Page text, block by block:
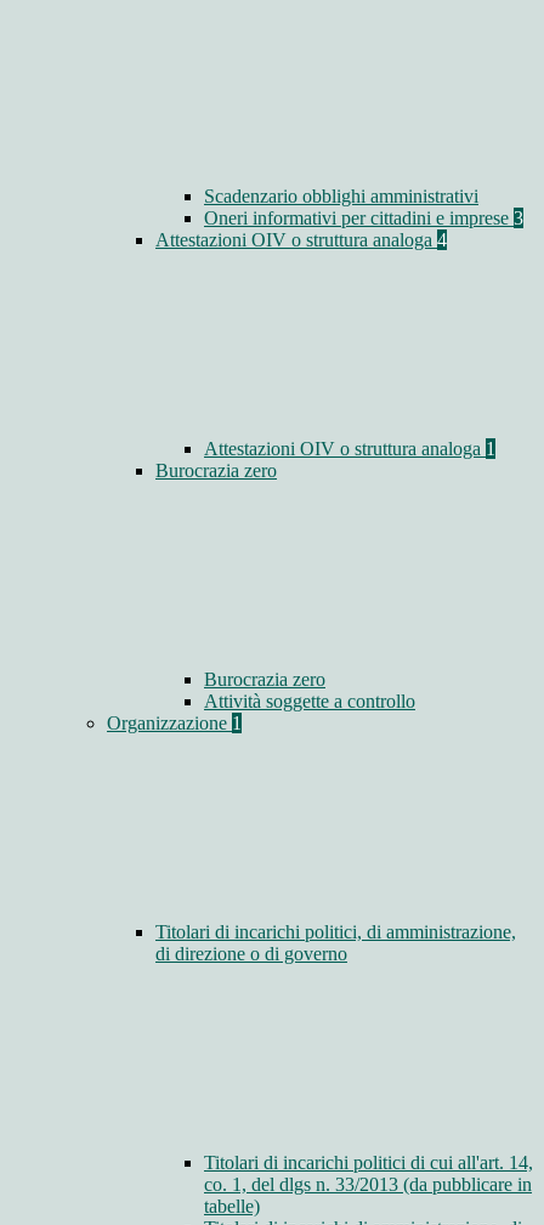
Scadenzario obblighi amministrativi
Oneri informativi per cittadini e imprese 3
Attestazioni OIV o struttura analoga 4
Attestazioni OIV o struttura analoga 1
Burocrazia zero
Burocrazia zero
Attività soggette a controllo
Organizzazione 1
Titolari di incarichi politici, di amministrazione,
di direzione o di governo
Titolari di incarichi politici di cui all'art. 14,
co. 1, del dlgs n. 33/2013 (da pubblicare in
tabelle)